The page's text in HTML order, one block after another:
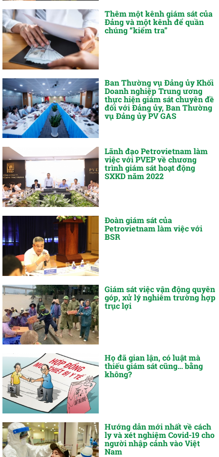
Thêm một kênh giám sát của
Đảng và một kênh để quần
chúng “kiểm tra”
Ban Thường vụ Đảng ủy Khối
Doanh nghiệp Trung ương
thực hiện giám sát chuyên đề
đối với Đảng ủy, Ban Thường
vụ Đảng ủy PV GAS
Lãnh đạo Petrovietnam làm
việc với PVEP về chương
trình giám sát hoạt động
SXKD năm 2022
Đoàn giám sát của
Petrovietnam làm việc với
BSR
Giám sát việc vận động quyên
góp, xử lý nghiêm trường hợp
trục lợi
Họ đã gian lận, có luật mà
thiếu giám sát cũng… bằng
không?
Hướng dẫn mới nhất về cách
ly và xét nghiệm Covid-19 cho
người nhập cảnh vào Việt
Nam